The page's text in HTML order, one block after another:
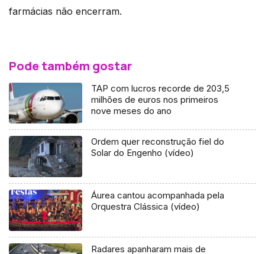
farmácias não encerram.
Pode também gostar
TAP com lucros recorde de 203,5
milhões de euros nos primeiros
nove meses do ano
Ordem quer reconstrução fiel do
Solar do Engenho (vídeo)
Áurea cantou acompanhada pela
Orquestra Clássica (vídeo)
Radares apanharam mais de